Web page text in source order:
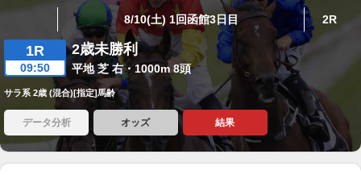
8/10(土) 1回函館3日目 2R
1R
09:50
2歳未勝利
平地 芝 右・1000m 8頭
サラ系 2歳 (混合)[指定]馬齢
データ分析 オッズ 結果